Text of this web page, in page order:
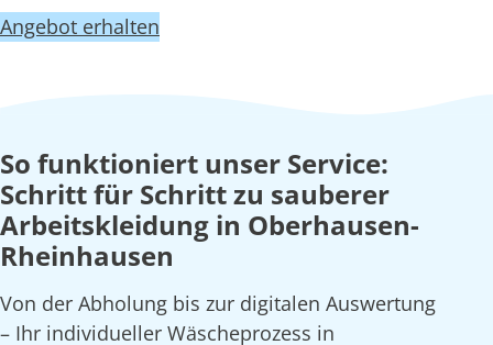
Angebot erhalten
So funktioniert unser Service:
Schritt für Schritt zu sauberer
Arbeitskleidung in Oberhausen-
Rheinhausen
Von der Abholung bis zur digitalen Auswertung
– Ihr individueller Wäscheprozess in